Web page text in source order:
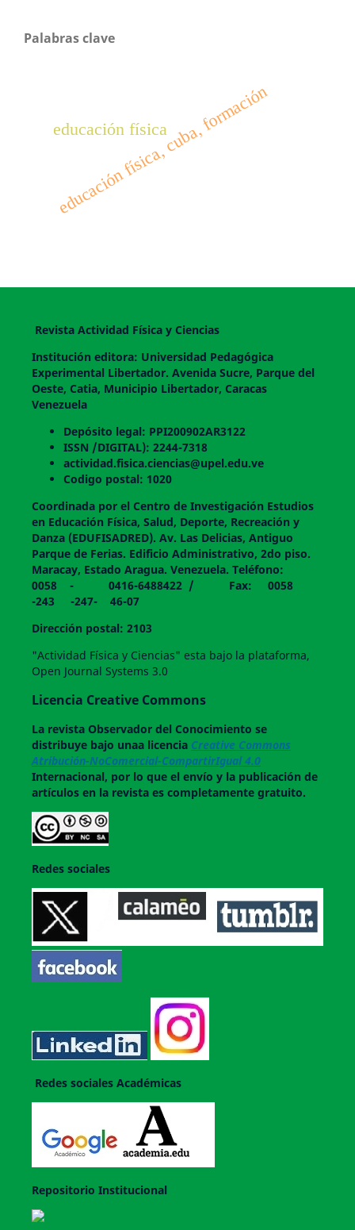
Palabras clave
educación física
educación física, cuba, formación
Revista Actividad Física y Ciencias
Institución editora: Universidad Pedagógica
Experimental Libertador. Avenida Sucre, Parque del
Oeste, Catia, Municipio Libertador, Caracas
Venezuela
Depósito legal: PPI200902AR3122
ISSN /DIGITAL): 2244-7318
actividad.fisica.ciencias@upel.edu.ve
Codigo postal: 1020
Coordinada por el Centro de Investigación Estudios
en Educación Física, Salud, Deporte, Recreación y
Danza (EDUFISADRED). Av. Las Delicias, Antiguo
Parque de Ferias. Edificio Administrativo, 2do piso.
Maracay, Estado Aragua. Venezuela. Teléfono:
0058 - 0416-6488422 / Fax: 0058
-243 -247- 46-07
Dirección postal: 2103
"Actividad Física y Ciencias" esta bajo la plataforma,
Open Journal Systems 3.0
Licencia Creative Commons
La revistaObservador del Conocimiento se
distribuye bajo unaa licencia Creative Commons
Atribución-NoComercial-CompartirIgual 4.0
Internacional, por lo que el envío y la publicación de
artículos en la revista es completamente gratuito.
Redes sociales
Redes sociales Académicas
Repositorio Institucional